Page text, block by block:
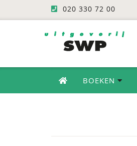
020 330 72 00
BOEKEN